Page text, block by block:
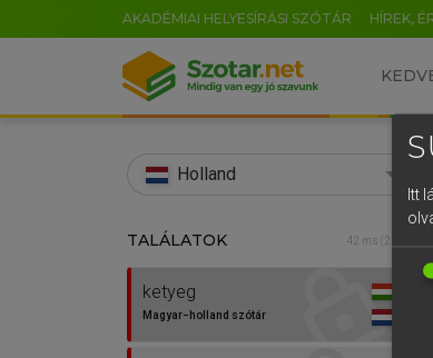
AKADÉMIAI HELYESÍRÁSI SZÓTÁR HÍREK,
Holland
TALÁLATOK 42 ms (2 db)
ketyeg
Magyar−holland szótár
Itt